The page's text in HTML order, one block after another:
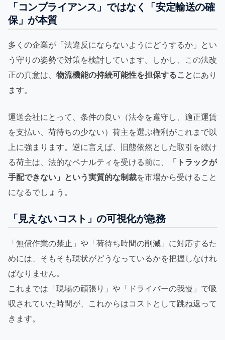
「コンプライアンス」ではなく「安定輸送の確
保」が本質
多くの企業が「法違反にならないようにどうするか」とい
う守りの姿勢で対策を検討しています。しかし、この法改
正の真意は、 物流機能の持続可能性を担保することにあり
ます。
運送会社にとって、条件の良い（法令を遵守し、適正運賃
を支払い、荷待ちの少ない）荷主を選ぶ権利がこれまで以
上に強まります。逆に言えば、旧態依然とした取引を続け
る荷主は、法的なペナルティを受ける前に、
「トラックが
手配できない」という実質的な制裁を市場から受けること
になるでしょう。
「見えないコスト」の可視化が急務
「無償作業の禁止」や「荷待ち時間の削減」に対応するた
めには、そもそも現状がどうなっているかを把握しなけれ
ばなりません。
これまでは「現場の頑張り」や「ドライバーの我慢」で吸
収されていた時間が、これからはコストとして跳ね返って
きます。